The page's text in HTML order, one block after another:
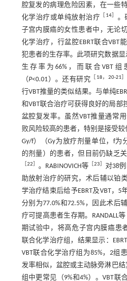
腔复发的病理危险因素，在一些
化学治疗或单纯放射治疗
14］ 。
子宫内膜癌的女性患者中，无论
化学治疗，行盆腔EBRT联合VBT
犯患者的生存率。此项研究数据显
生存率为66%，而联合VBT组
（P<0.01）。还有研究 18， 20-21
行VBT推量的类似结果。与单纯
和VBT联合治疗可获得良好的局部
盆腔复发率。虽然VBT推量通常
败风险较高的患者，特别是接受较
Gy/f）（Gy为放疗剂量单位，f为
的剂量）的患者，但目前仍缺乏关
22 。RABINOVICH等［ 23
对38
助放射治疗的研究，术后辅以铂
学治疗结束后给予EBRT及VBT，
分别为77.0%和72.5%，因此术后
疗可提高患者生存期。RANDALL等
期试验中，将高危子宫内膜癌患
联合化学治疗组，结果显示：
VBT联合化学治疗组为85%，2组
发率相似，盆腔或主动脉旁淋巴结
组中更常见（9%和4%）。VBT联